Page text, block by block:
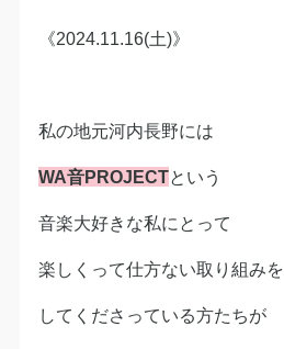
《2024.11.16(土)》
私の地元河内長野には
WA音PROJECTという
音楽大好きな私にとって
楽しくって仕方ない取り組みを
してくださっている方たちが